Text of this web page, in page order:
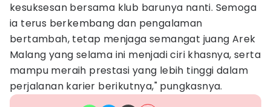
kesuksesan bersama klub barunya nanti. Semoga
ia terus berkembang dan pengalaman
bertambah, tetap menjaga semangat juang Arek
Malang yang selama ini menjadi ciri khasnya, serta
mampu meraih prestasi yang lebih tinggi dalam
perjalanan karier berikutnya," pungkasnya.